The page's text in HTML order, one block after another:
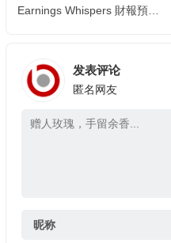
Earnings Whispers 財報預測與實際結果對比分析
发表评论
匿名网友
昵称